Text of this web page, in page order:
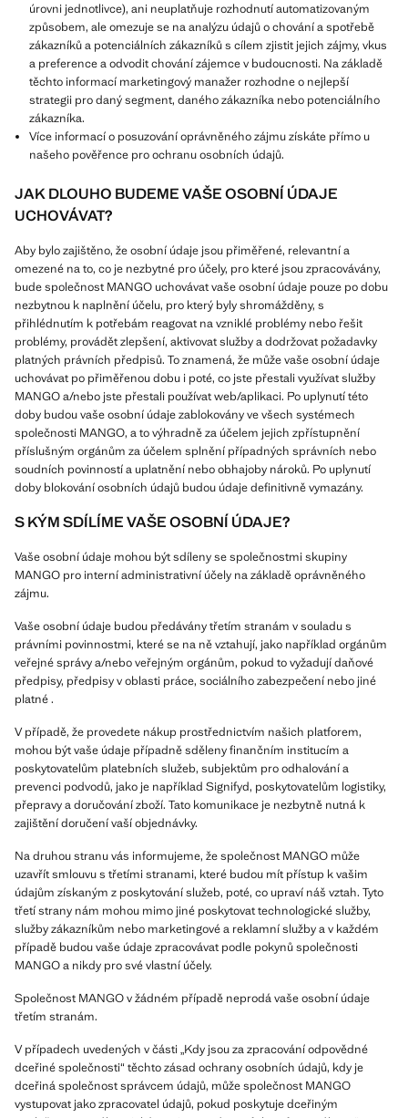
úrovni jednotlivce), ani neuplatňuje rozhodnutí automatizovaným
způsobem, ale omezuje se na analýzu údajů o chování a spotřebě
zákazníků a potenciálních zákazníků s cílem zjistit jejich zájmy, vkus
a preference a odvodit chování zájemce v budoucnosti. Na základě
těchto informací marketingový manažer rozhodne o nejlepší
strategii pro daný segment, daného zákazníka nebo potenciálního
zákazníka.
Více informací o posuzování oprávněného zájmu získáte přímo u
našeho pověřence pro ochranu osobních údajů.
JAK DLOUHO BUDEME VAŠE OSOBNÍ ÚDAJE
UCHOVÁVAT?
Aby bylo zajištěno, že osobní údaje jsou přiměřené, relevantní a
omezené na to, co je nezbytné pro účely, pro které jsou zpracovávány,
bude společnost MANGO uchovávat vaše osobní údaje pouze po dobu
nezbytnou k naplnění účelu, pro který byly shromážděny, s
přihlédnutím k potřebám reagovat na vzniklé problémy nebo řešit
problémy, provádět zlepšení, aktivovat služby a dodržovat požadavky
platných právních předpisů. To znamená, že může vaše osobní údaje
uchovávat po přiměřenou dobu i poté, co jste přestali využívat služby
MANGO a/nebo jste přestali používat web/aplikaci. Po uplynutí této
doby budou vaše osobní údaje zablokovány ve všech systémech
společnosti MANGO, a to výhradně za účelem jejich zpřístupnění
příslušným orgánům za účelem splnění případných správních nebo
soudních povinností a uplatnění nebo obhajoby nároků. Po uplynutí
doby blokování osobních údajů budou údaje definitivně vymazány.
S KÝM SDÍLÍME VAŠE OSOBNÍ ÚDAJE?
Vaše osobní údaje mohou být sdíleny se společnostmi skupiny
MANGO pro interní administrativní účely na základě oprávněného
zájmu.
Vaše osobní údaje budou předávány třetím stranám v souladu s
právními povinnostmi, které se na ně vztahují, jako například orgánům
veřejné správy a/nebo veřejným orgánům, pokud to vyžadují daňové
předpisy, předpisy v oblasti práce, sociálního zabezpečení nebo jiné
platné .
V případě, že provedete nákup prostřednictvím našich platforem,
mohou být vaše údaje případně sděleny finančním institucím a
poskytovatelům platebních služeb, subjektům pro odhalování a
prevenci podvodů, jako je například Signifyd, poskytovatelům logistiky,
přepravy a doručování zboží. Tato komunikace je nezbytně nutná k
zajištění doručení vaší objednávky.
Na druhou stranu vás informujeme, že společnost MANGO může
uzavřít smlouvu s třetími stranami, které budou mít přístup k vašim
údajům získaným z poskytování služeb, poté, co upraví náš vztah. Tyto
třetí strany nám mohou mimo jiné poskytovat technologické služby,
služby zákazníkům nebo marketingové a reklamní služby a v každém
případě budou vaše údaje zpracovávat podle pokynů společnosti
MANGO a nikdy pro své vlastní účely.
Společnost MANGO v žádném případě neprodá vaše osobní údaje
třetím stranám.
V případech uvedených v části „Kdy jsou za zpracování odpovědné
dceřiné společnosti“ těchto zásad ochrany osobních údajů, kdy je
dceřiná společnost správcem údajů, může společnost MANGO
vystupovat jako zpracovatel údajů, pokud poskytuje dceřiným